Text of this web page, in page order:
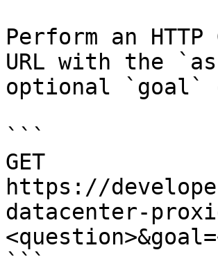
Perform an
URL with the
optional `goal`
```
GET
https://
datacenter-
```